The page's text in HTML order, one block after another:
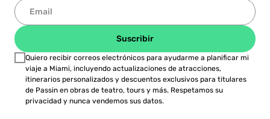
Suscribir
Quiero recibir correos electrónicos para ayudarme a planificar mi
viaje a Miami, incluyendo actualizaciones de atracciones,
itinerarios personalizados y descuentos exclusivos para titulares
de Passin en obras de teatro, tours y más. Respetamos su
privacidad y nunca vendemos sus datos.